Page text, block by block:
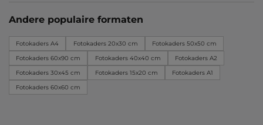
Andere populaire formaten
Fotokaders A4 Fotokaders 20x30 cm
Fotokaders 50x50 cm
Fotokaders 60x90 cm
Fotokaders 40x40 cm
Fotokaders A2
Fotokaders 30x45 cm
Fotokaders 15x20 cm
Fotokaders A1
Fotokaders 60x60 cm